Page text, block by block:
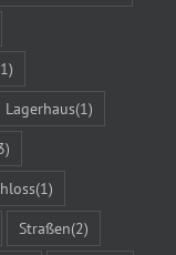
Lagerhaus(1)
(1)
Straßen(2)